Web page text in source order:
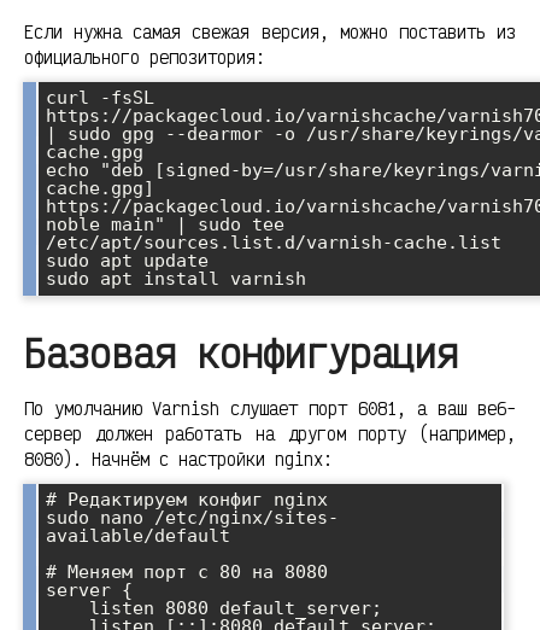
Если нужна самая свежая версия, можно поставить из
официального репозитория:
curl -fsSL
https://packagecloud.io/varnishcache/
| sudo gpg --dearmor -o /usr/share/keyrings/
cache.gpg
echo "deb [signed-by=/usr/share/keyrings/
cache.gpg]
https://packagecloud.io/varnishcache/
noble main" | sudo tee
/etc/apt/sources.list.d/varnish-cache.list
sudo apt update
Базовая конфигурация
По умолчанию Varnish слушает порт 6081, а ваш веб-
сервер должен работать на другом порту (например,
8080). Начнём с настройки nginx:
# Редактируем конфиг nginx
sudo nano /etc/nginx/sites-
available/default
# Меняем порт с 80 на 8080
server {